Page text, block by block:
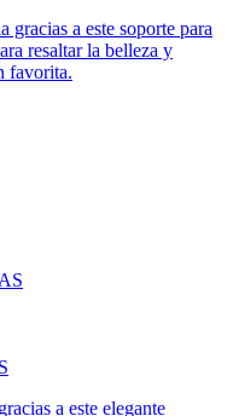
a este soporte para
resaltar la belleza y
favorita.
a este elegante